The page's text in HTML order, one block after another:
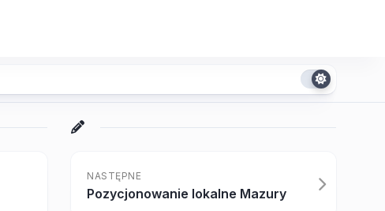
NASTĘPNE
Pozycjonowanie lokalne Mazury